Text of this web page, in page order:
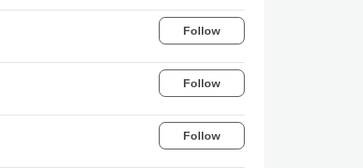
Follow
Follow
Follow